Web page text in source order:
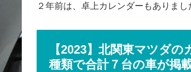
２年前は、卓上カレンダーもありまし
【2023】北関東マツダ
種類で合計７台の車が掲